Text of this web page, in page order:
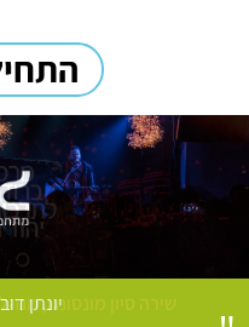
יונתן
שירה סיון מונסונגו,